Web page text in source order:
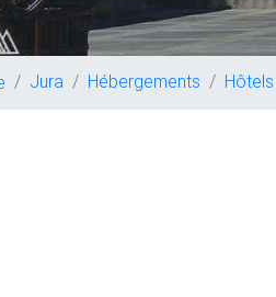
Jura Hébergements Hôtels